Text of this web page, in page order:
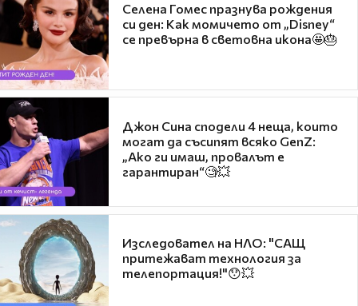
Селена Гомес празнува рождения
си ден: Как момичето от „Disney“
се превърна в световна икона🤩🎂
Джон Сина сподели 4 неща, които
могат да съсипят всяко GenZ:
„Ако ги имаш, провалът е
гарантиран“🧐💥
Изследовател на НЛО: "САЩ
притежават технология за
телепортация!"😯💥